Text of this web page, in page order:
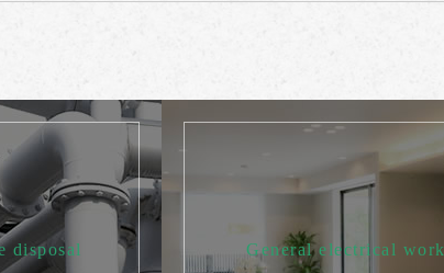
disposal General electrical work